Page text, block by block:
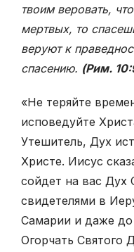
твоим веровать,
мертвых, то
веруют к
спасению. (Рим.
«Не теряйте
исповедуйте
Утешитель, Дух
Христе. Иисус
сойдет на вас Дух
свидетелями в
Самарии и даже до
Огорчать Святого